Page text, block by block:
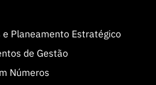
e Planeamento Estratégico
de Gestão
Números